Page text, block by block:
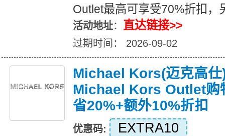
Outlet最高可享受70%折扣，
活动地址： 直达链接>>
过期时间： 2026-09-02
Michael Kors(迈克高仕
Michael Kors Outlet购
省20%+额外10%折扣
优惠码: EXTRA10